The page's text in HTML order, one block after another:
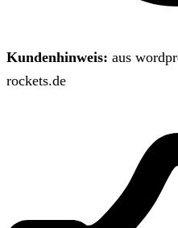
Kundenhinweis: aus
rockets.de